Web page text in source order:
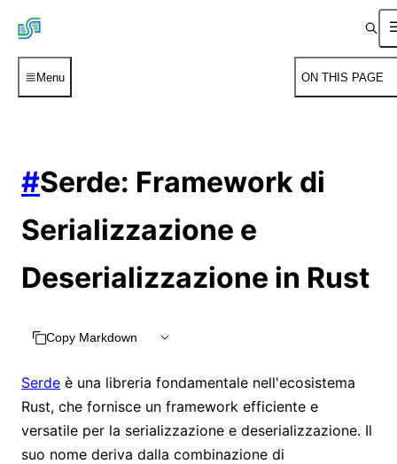
Menu ON THIS PAGE
#Serde: Framework di
Serializzazione e
Deserializzazione in Rust
Copy Markdown
Serde è una libreria fondamentale nell'ecosistema
Rust, che fornisce un framework efficiente e
versatile per la serializzazione e deserializzazione. Il
suo nome deriva dalla combinazione di